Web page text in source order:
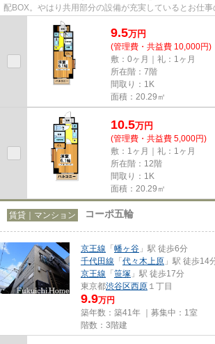
配BOX。やはり共用部分の設備が充実しているとお仕事
で便利ですね(^^♪価格はグッと抑...
9.5万円
(管理費・共益費 10,000円)
敷：0ヶ月｜礼：1ヶ月
所在階：7階
間取り：1K
面積：20.29㎡
10.5万円
(管理費・共益費 5,000円)
敷：1ヶ月｜礼：1ヶ月
所在階：12階
間取り：1K
面積：20.29㎡
賃貸｜マンション コーポ五輪
京王線 「幡ヶ谷 」駅 徒歩6分
千代田線 「代々木上原 」駅 徒歩14
京王線 「笹塚 」駅 徒歩17分
東京都渋谷区西原 １丁目
9.9万円
築年数：築41年 ｜募集中： 1室
階数：3階建